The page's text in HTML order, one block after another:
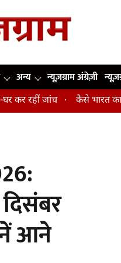
अन्य न्यूज़ग्राम अंग्रेज़ी
कैसे भारत का प्रमुख हाई-
आने